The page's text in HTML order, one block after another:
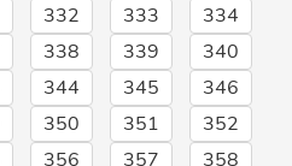
332 333
334
338 339
340
344 345
346
350 351
352
356 357 358